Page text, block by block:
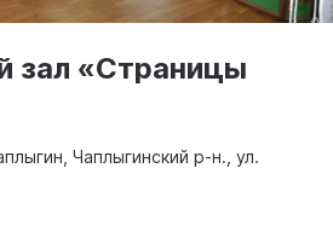
зал «Страницы
Чаплыгинский р-н., ул.